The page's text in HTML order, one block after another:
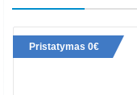
Pristatymas 0€